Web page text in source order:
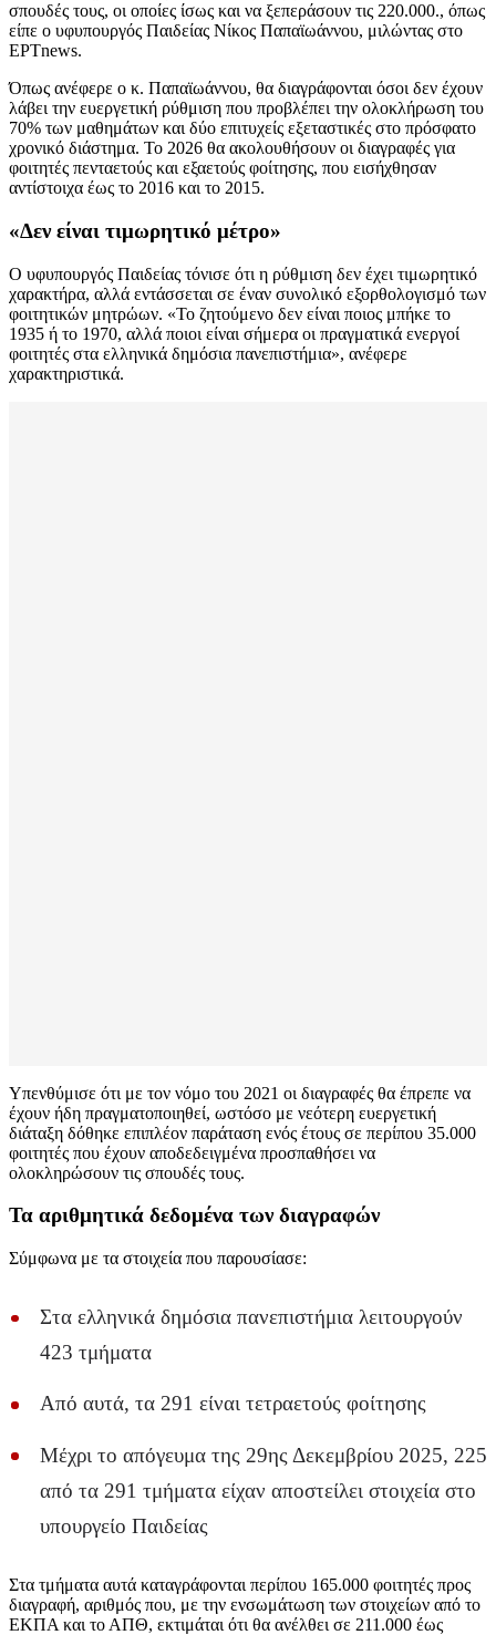
σπουδές τους, οι οποίες ίσως και να ξεπεράσουν τις 220.000., όπως
είπε ο υφυπουργός Παιδείας Νίκος Παπαϊωάννου, μιλώντας στο
ΕΡΤnews.
Όπως ανέφερε ο κ. Παπαϊωάννου, θα διαγράφονται όσοι δεν έχουν
λάβει την ευεργετική ρύθμιση που προβλέπει την ολοκλήρωση του
70% των μαθημάτων και δύο επιτυχείς εξεταστικές στο πρόσφατο
χρονικό διάστημα. Το 2026 θα ακολουθήσουν οι διαγραφές για
φοιτητές πενταετούς και εξαετούς φοίτησης, που εισήχθησαν
αντίστοιχα έως το 2016 και το 2015.
«Δεν είναι τιμωρητικό μέτρο»
Ο υφυπουργός Παιδείας τόνισε ότι η ρύθμιση δεν έχει τιμωρητικό
χαρακτήρα, αλλά εντάσσεται σε έναν συνολικό εξορθολογισμό των
φοιτητικών μητρώων. «Το ζητούμενο δεν είναι ποιος μπήκε το
1935 ή το 1970, αλλά ποιοι είναι σήμερα οι πραγματικά ενεργοί
φοιτητές στα ελληνικά δημόσια πανεπιστήμια», ανέφερε
χαρακτηριστικά.
Υπενθύμισε ότι με τον νόμο του 2021 οι διαγραφές θα έπρεπε να
έχουν ήδη πραγματοποιηθεί, ωστόσο με νεότερη ευεργετική
διάταξη δόθηκε επιπλέον παράταση ενός έτους σε περίπου 35.000
φοιτητές που έχουν αποδεδειγμένα προσπαθήσει να
ολοκληρώσουν τις σπουδές τους.
Τα αριθμητικά δεδομένα των διαγραφών
Σύμφωνα με τα στοιχεία που παρουσίασε:
Στα ελληνικά δημόσια πανεπιστήμια λειτουργούν
423 τμήματα
Από αυτά, τα 291 είναι τετραετούς φοίτησης
Μέχρι το απόγευμα της 29ης Δεκεμβρίου 2025, 225
από τα 291 τμήματα είχαν αποστείλει στοιχεία στο
υπουργείο Παιδείας
Στα τμήματα αυτά καταγράφονται περίπου 165.000 φοιτητές προς
διαγραφή, αριθμός που, με την ενσωμάτωση των στοιχείων από το
ΕΚΠΑ και το ΑΠΘ, εκτιμάται ότι θα ανέλθει σε 211.000 έως